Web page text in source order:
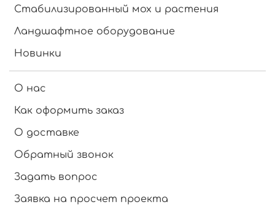
Стабилизированный мох и растения
Ландшафтное оборудование
Новинки
О нас
Как оформить заказ
О доставке
Обратный звонок
Задать вопрос
Заявка на просчет проекта